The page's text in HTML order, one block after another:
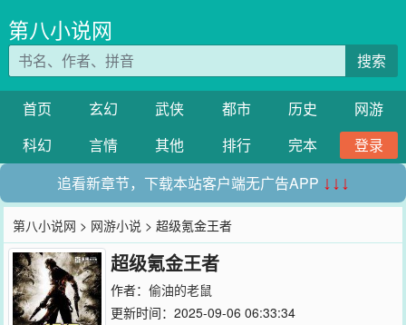
第八小说网
搜索
首页 玄幻 武侠 都市 历史
网游
科幻
言情 其他 排行 完本
登录
追看新章节，下载本站客户端无广告APP ↓↓↓
第八小说网 > 网游小说 > 超级氪金王者
超级氪金王者
作者： 偷油的老鼠
更新时间：2025-09-06 06:33:34